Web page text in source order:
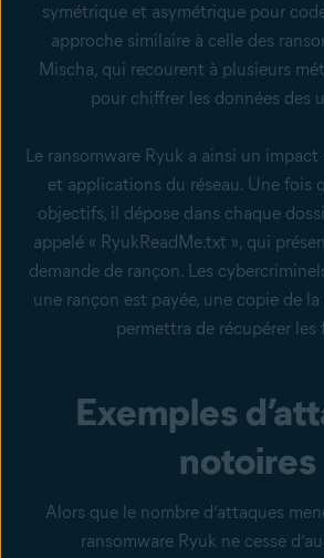
symétrique et asymétrique pour
approche similaire à celle des
Mischa, qui recourent à plusieurs
pour chiffrer les données des
Le ransomware Ryuk a ainsi un
et applications du réseau. Une fois
objectifs, il dépose dans chaque
appelé « RyukReadMe.txt », qui
demande de rançon. Les
une rançon est payée, une copie de
permettra de récupérer les
Exemples
notoires
Alors que le nombre d’attaques
ransomware Ryuk ne cesse